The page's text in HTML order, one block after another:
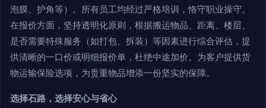
泡膜、护角等）。所有员工均经过严格培训，恪守职业操守。
在报价方面，坚持透明化原则，根据搬运物品、距离、楼层、
是否需要特殊服务（如打包、拆装）等因素进行综合评估，提
供清晰的一口价或明细报价单，杜绝中途加价。为客户提供货
物运输保险选项，为贵重物品增添一份坚实的保障。
选择石路，选择安心与省心